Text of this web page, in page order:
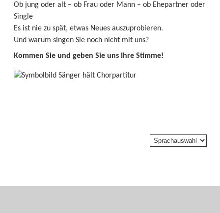
Ob jung oder alt – ob Frau oder Mann – ob Ehepartner oder
Single
Es ist nie zu spät, etwas Neues auszuprobieren.
Und warum singen Sie noch nicht mit uns?
Kommen Sie und geben Sie uns Ihre Stimme!